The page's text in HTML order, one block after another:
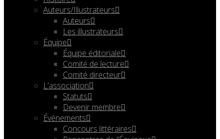
Auteurs/Illustrateurs
Auteurs
Les illustrateurs
Équipe
Équipe éditoriale
Comité de lecture
Comité directeur
L’association
Statuts
Devenir membre
Événements
Concours littéraires